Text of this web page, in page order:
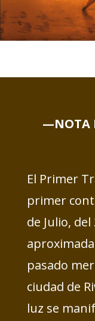
—NOTA
El Primer
primer
de Julio,
pasado
ciudad de
luz se